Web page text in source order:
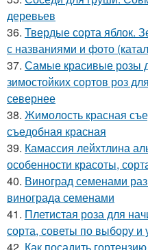
деревьев
36. Твердые сорта яблок.
с названиями и фото
37. Самые красивые розы
зимостойких сортов роз
севернее
38. Жимолость красная
съедобная красная
39. Камассия лейхтлина
особенности красоты,
40. Виноград семенами
винограда семенами
41. Плетистая роза для
сорта, советы по выбору и
42. Как посадить